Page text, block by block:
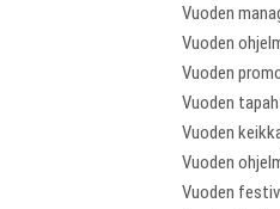
Vuoden
Vuoden
Vuoden
Vuoden
Vuoden
Vuoden
Vuoden